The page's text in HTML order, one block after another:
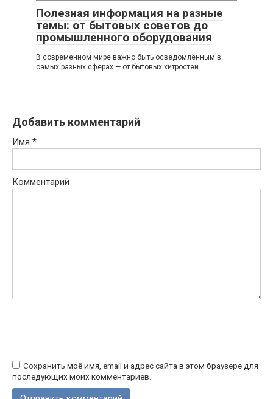
Полезная информация на разные
темы: от бытовых советов до
промышленного оборудования
В современном мире важно быть осведомлённым в
самых разных сферах — от бытовых хитростей
Добавить комментарий
Имя *
Комментарий
Сохранить моё имя, email и адрес сайта в этом браузере для
последующих моих комментариев.